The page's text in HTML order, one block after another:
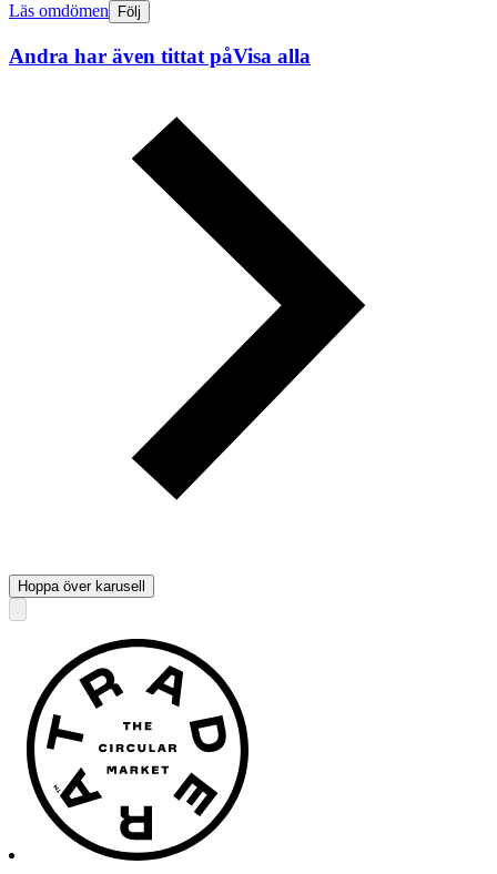
Läs omdömen Följ
Andra har även tittat påVisa alla
Hoppa över karusell